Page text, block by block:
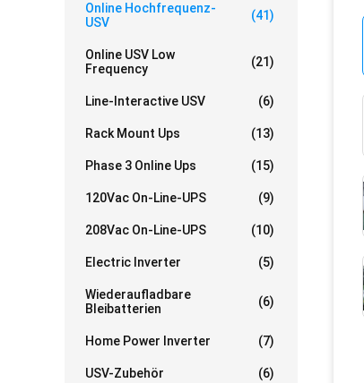
Online Hochfrequenz-
USV
(41)
Online USV Low
Frequency
(21)
Line-Interactive USV (6)
Rack Mount Ups (13)
Phase 3 Online Ups (15)
120Vac On-Line-UPS (9)
208Vac On-Line-UPS (10)
Electric Inverter (5)
Wiederaufladbare
Bleibatterien
(6)
Home Power Inverter (7)
USV-Zubehör (6)